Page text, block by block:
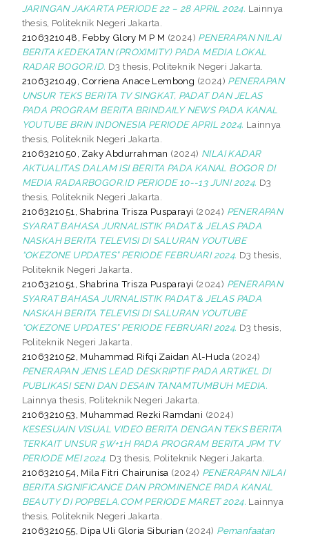
JARINGAN JAKARTA PERIODE 22 – 28 APRIL 2024. Lainnya
thesis, Politeknik Negeri Jakarta.
2106321048, Febby Glory M P M (2024) PENERAPAN NILAI
BERITA KEDEKATAN (PROXIMITY) PADA MEDIA LOKAL
RADAR BOGOR.ID. D3 thesis, Politeknik Negeri Jakarta.
2106321049, Corriena Anace Lembong (2024) PENERAPAN
UNSUR TEKS BERITA TV SINGKAT, PADAT DAN JELAS
PADA PROGRAM BERITA BRINDAILY NEWS PADA KANAL
YOUTUBE BRIN INDONESIA PERIODE APRIL 2024. Lainnya
thesis, Politeknik Negeri Jakarta.
2106321050, Zaky Abdurrahman (2024) NILAI KADAR
AKTUALITAS DALAM ISI BERITA PADA KANAL BOGOR DI
MEDIA RADARBOGOR.ID PERIODE 10--13 JUNI 2024. D3
thesis, Politeknik Negeri Jakarta.
2106321051, Shabrina Trisza Pusparayi (2024) PENERAPAN
SYARAT BAHASA JURNALISTIK PADAT & JELAS PADA
NASKAH BERITA TELEVISI DI SALURAN YOUTUBE
“OKEZONE UPDATES” PERIODE FEBRUARI 2024. D3 thesis,
Politeknik Negeri Jakarta.
2106321051, Shabrina Trisza Pusparayi (2024) PENERAPAN
SYARAT BAHASA JURNALISTIK PADAT & JELAS PADA
NASKAH BERITA TELEVISI DI SALURAN YOUTUBE
“OKEZONE UPDATES” PERIODE FEBRUARI 2024. D3 thesis,
Politeknik Negeri Jakarta.
2106321052, Muhammad Rifqi Zaidan Al-Huda (2024)
PENERAPAN JENIS LEAD DESKRIPTIF PADA ARTIKEL DI
PUBLIKASI SENI DAN DESAIN TANAMTUMBUH MEDIA.
Lainnya thesis, Politeknik Negeri Jakarta.
2106321053, Muhammad Rezki Ramdani (2024)
KESESUAIN VISUAL VIDEO BERITA DENGAN TEKS BERITA
TERKAIT UNSUR 5W+1H PADA PROGRAM BERITA JPM TV
PERIODE MEI 2024. D3 thesis, Politeknik Negeri Jakarta.
2106321054, Mila Fitri Chairunisa (2024) PENERAPAN NILAI
BERITA SIGNIFICANCE DAN PROMINENCE PADA KANAL
BEAUTY DI POPBELA.COM PERIODE MARET 2024. Lainnya
thesis, Politeknik Negeri Jakarta.
2106321055, Dipa Uli Gloria Siburian (2024) Pemanfaatan